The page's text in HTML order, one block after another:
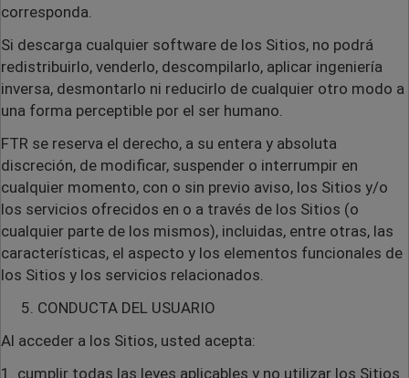
corresponda.
Si descarga cualquier software de los Sitios, no podrá
redistribuirlo, venderlo, descompilarlo, aplicar ingeniería
inversa, desmontarlo ni reducirlo de cualquier otro modo a
una forma perceptible por el ser humano.
FTR se reserva el derecho, a su entera y absoluta
discreción, de modificar, suspender o interrumpir en
cualquier momento, con o sin previo aviso, los Sitios y/o
los servicios ofrecidos en o a través de los Sitios (o
cualquier parte de los mismos), incluidas, entre otras, las
características, el aspecto y los elementos funcionales de
los Sitios y los servicios relacionados.
CONDUCTA DEL USUARIO
Al acceder a los Sitios, usted acepta:
1. cumplir todas las leyes aplicables y no utilizar los Sitios